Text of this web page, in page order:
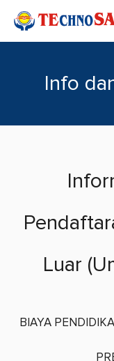
Info
Luar
BIAYA